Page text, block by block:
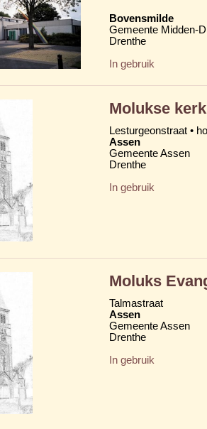
Bovensmilde
Gemeente Midden-
Drenthe
In gebruik
Molukse kerk
Lesturgeonstraat •
Assen
Gemeente Assen
Drenthe
In gebruik
Moluks
Talmastraat
Assen
Gemeente Assen
Drenthe
In gebruik